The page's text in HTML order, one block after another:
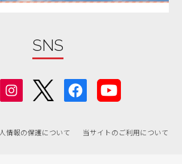
SNS
情報の保護について 当サイトのご利用について